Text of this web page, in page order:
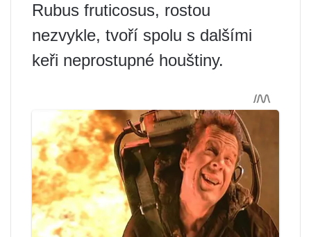
Rubus fruticosus, rostou
nezvykle, tvoří spolu s dalšími
keři neprostupné houštiny.